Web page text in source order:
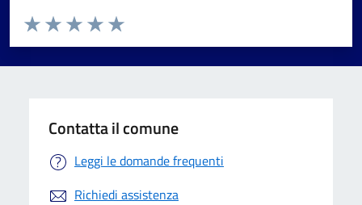
Valuta da 1 a 5 stelle la pagina
Valuta 5 stelle su 5
Valuta 4 stelle su 5
Valuta 3 stelle su 5
Valuta 2 stelle su 5
Valuta 1 stelle su 5
Contatta il comune
Leggi le domande frequenti
Richiedi assistenza